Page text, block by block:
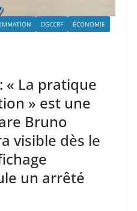
DGCCRF
ÉCONOMIE
« La pratique
» est une
Bruno
visible dès le
un arrêté